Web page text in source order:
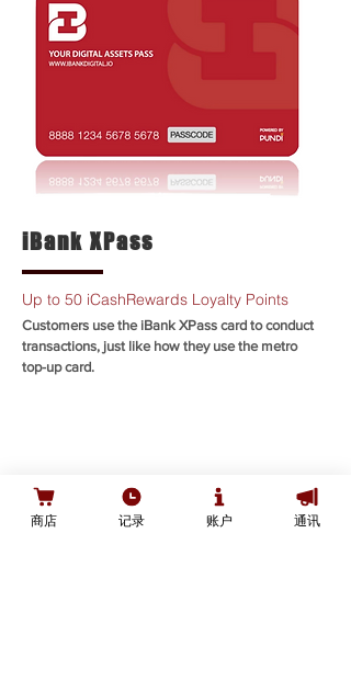
iBank XPass
Up to 50 iCashRewards Loyalty Points
Customers use the iBank XPass card to conduct
transactions, just like how they use the metro
top-up card.
商店 记录 账户 通讯